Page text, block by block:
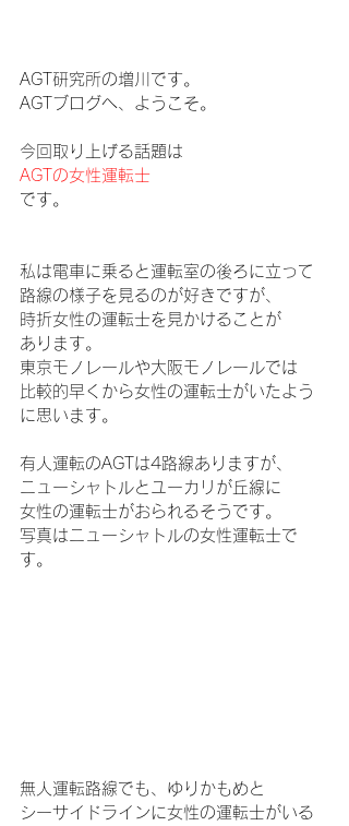
AGT研究所の増川です。
AGTブログへ、ようこそ。
今回取り上げる話題は
AGTの女性運転士
です。
私は電車に乗ると運転室の後ろに立って
路線の様子を見るのが好きですが、
時折女性の運転士を見かけることが
あります。
東京モノレールや大阪モノレールでは
比較的早くから女性の運転士がいたよう
に思います。
有人運転のAGTは4路線ありますが、
ニューシャトルとユーカリが丘線に
女性の運転士がおられるそうです。
写真はニューシャトルの女性運転士で
す。
無人運転路線でも、ゆりかもめと
シーサイドラインに女性の運転士がいる